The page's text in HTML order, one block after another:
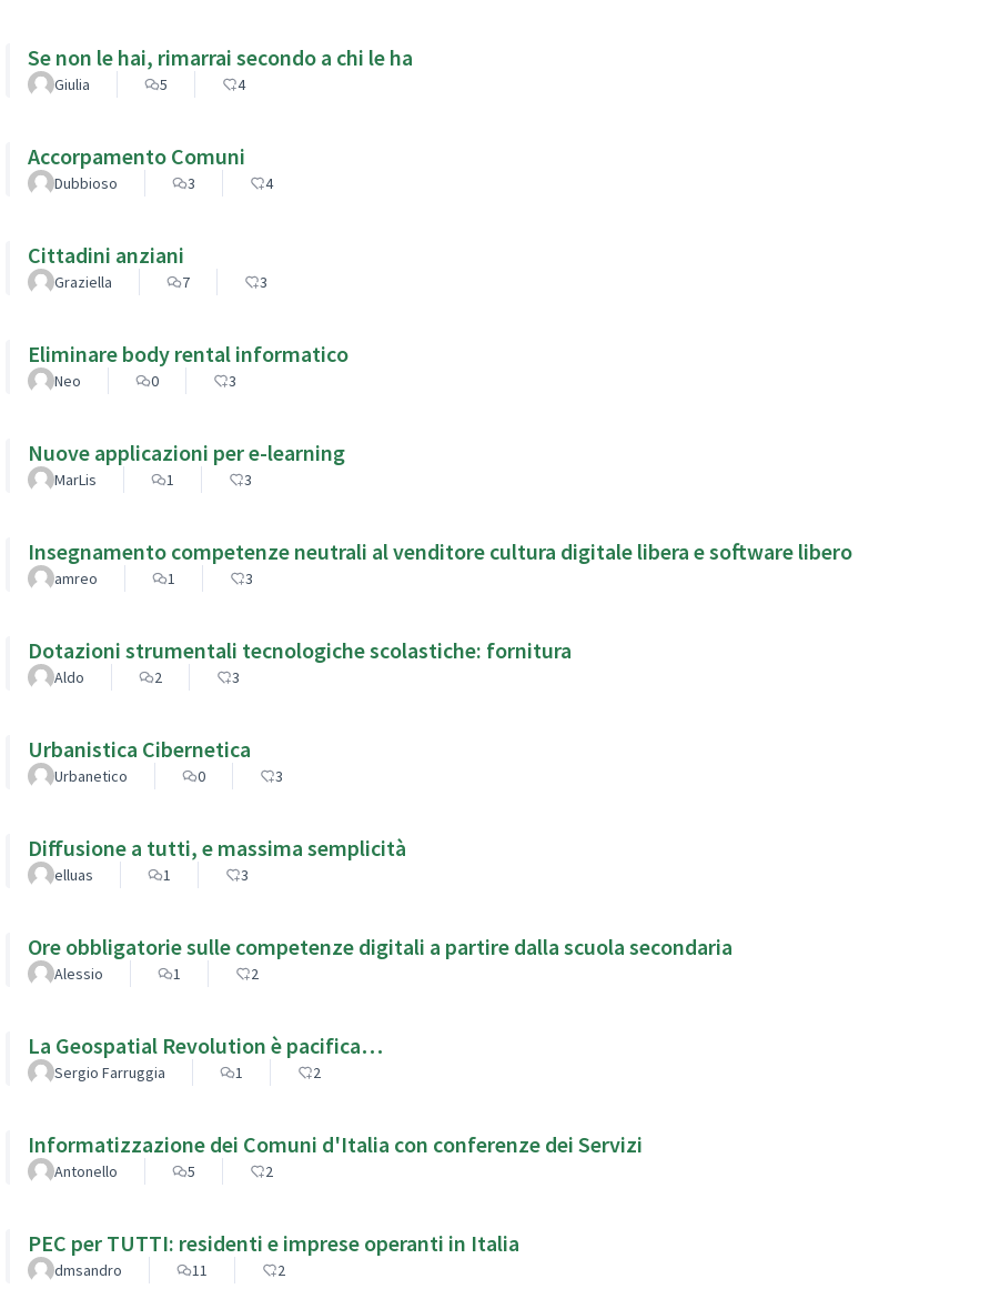
Se non le hai, rimarrai secondo a chi le ha
Giulia 5 4
Accorpamento Comuni
Dubbioso 3 4
Cittadini anziani
Graziella 7 3
Eliminare body rental informatico
Neo 0 3
Nuove applicazioni per e-learning
MarLis 1 3
Insegnamento competenze neutrali al venditore cultura digitale libera e software libero
amreo 1 3
Dotazioni strumentali tecnologiche scolastiche: fornitura
Aldo 2 3
Urbanistica Cibernetica
Urbanetico 0 3
Diffusione a tutti, e massima semplicità
elluas 1 3
Ore obbligatorie sulle competenze digitali a partire dalla scuola secondaria
Alessio 1 2
La Geospatial Revolution è pacifica…
Sergio Farruggia 1 2
Informatizzazione dei Comuni d'Italia con conferenze dei Servizi
Antonello 5 2
PEC per TUTTI: residenti e imprese operanti in Italia
dmsandro 11 2